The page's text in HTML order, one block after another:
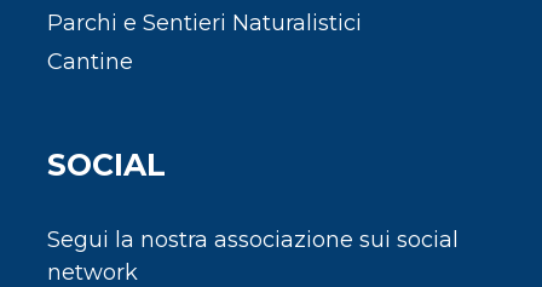
Parchi e Sentieri Naturalistici
Cantine
SOCIAL
Segui la nostra associazione sui social
network